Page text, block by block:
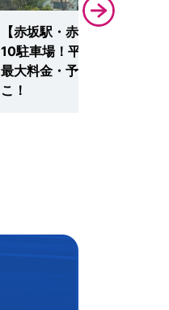
【赤坂駅・赤坂サカス】厳選
10駐車場！平日・土日も安
最大料金・予約・無料ならこ
こ！